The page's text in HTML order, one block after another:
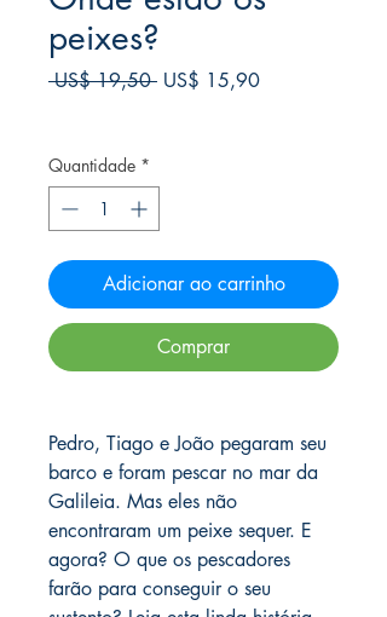
peixes?
US$ 19,50 Preço
US$ 15,90Preço
Quantidade *
Adicionar ao carrinho
Comprar
Pedro, Tiago e João pegaram seu
barco e foram pescar no mar da
Galileia. Mas eles não
encontraram um peixe sequer. E
agora? O que os pescadores
farão para conseguir o seu